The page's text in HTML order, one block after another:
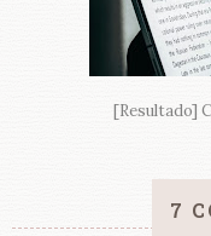
[Resultado]
7